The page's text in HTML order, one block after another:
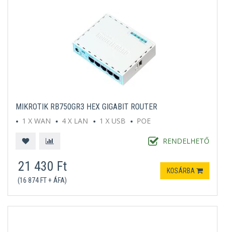
MIKROTIK RB750GR3 HEX GIGABIT ROUTER
1 X WAN
4 X LAN 1 X USB POE
RENDELHETŐ
21 430 Ft
(16 874 FT + ÁFA)
KOSÁRBA